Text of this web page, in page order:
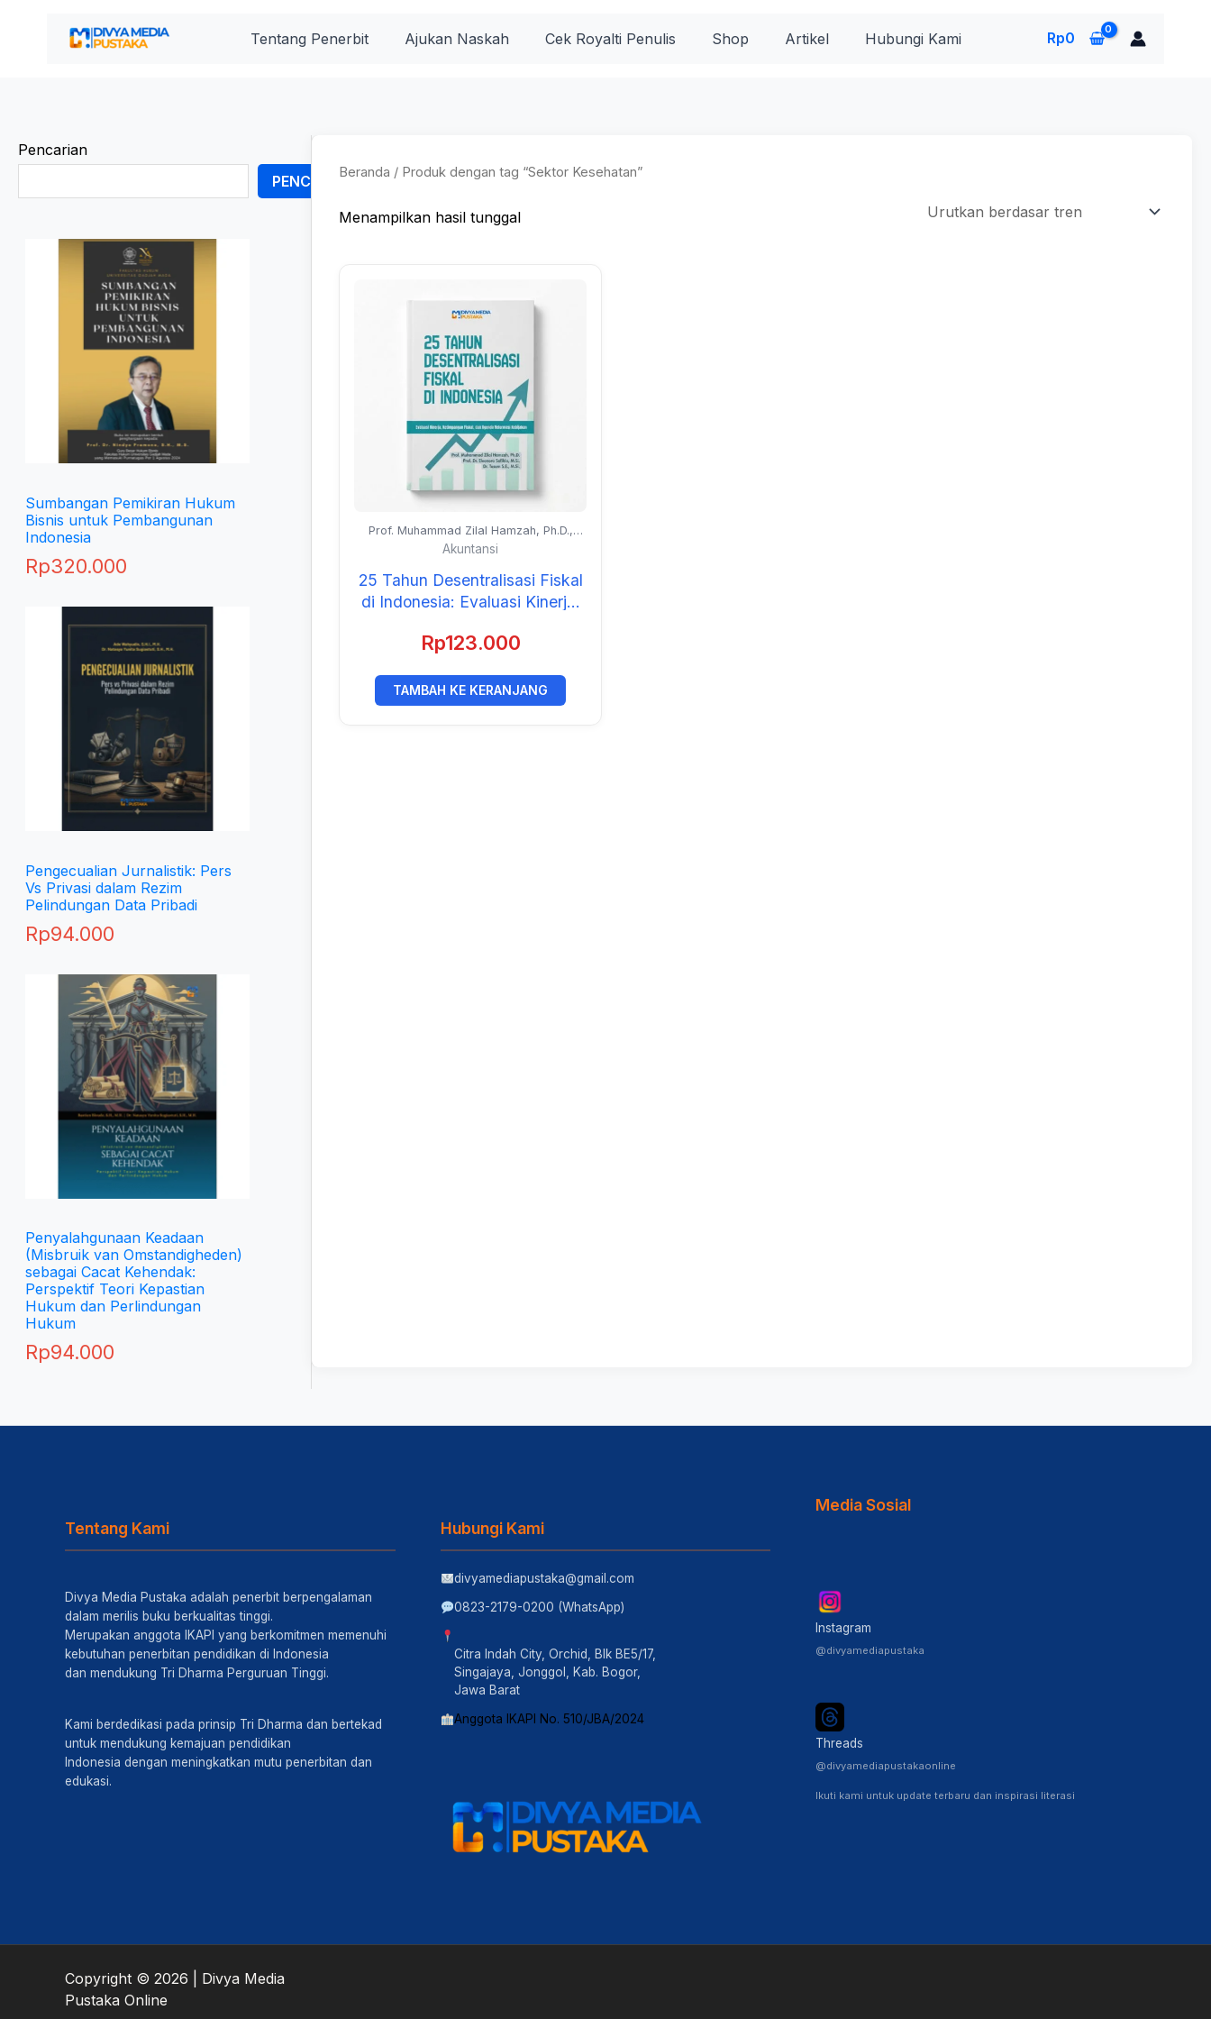
Tentang Penerbit Ajukan Naskah Cek Royalti Penulis Shop Artikel Hubungi Kami Rp0
Pencarian
PENCARIAN
Sumbangan Pemikiran Hukum
Bisnis untuk Pembangunan
Indonesia
Rp320.000
Pengecualian Jurnalistik: Pers
Vs Privasi dalam Rezim
Pelindungan Data Pribadi
Rp94.000
Penyalahgunaan Keadaan
(Misbruik van Omstandigheden)
sebagai Cacat Kehendak:
Perspektif Teori Kepastian
Hukum dan Perlindungan
Hukum
Rp94.000
Beranda / Produk dengan tag “Sektor Kesehatan”
Menampilkan hasil tunggal
Prof. Muhammad Zilal Hamzah, Ph.D.,
Prof. Dr. Eleonora Sofilda, M.Si., dan Dr.
Akuntansi
25 Tahun Desentralisasi Fiskal
di Indonesia: Evaluasi Kinerja,
Agenda Reformasi Kebijakan
Rp123.000
TAMBAH KE KERANJANG
Tentang Kami
Divya Media Pustaka adalah penerbit berpengalaman
dalam merilis buku berkualitas tinggi.
Merupakan anggota IKAPI yang berkomitmen memenuhi
kebutuhan penerbitan pendidikan di Indonesia
dan mendukung Tri Dharma Perguruan Tinggi.
Kami berdedikasi pada prinsip Tri Dharma dan bertekad
untuk mendukung kemajuan pendidikan
Indonesia dengan meningkatkan mutu penerbitan dan
edukasi.
Hubungi Kami
divyamediapustaka@gmail.com
0823-2179-0200 (WhatsApp)
Citra Indah City, Orchid, Blk BE5/17,
Singajaya, Jonggol, Kab. Bogor,
Jawa Barat
Anggota IKAPI No. 510/JBA/2024
Media Sosial
Instagram
@divyamediapustaka
Threads
@divyamediapustakaonline
Ikuti kami untuk update terbaru dan inspirasi literasi
Copyright © 2026 | Divya Media
Pustaka Online